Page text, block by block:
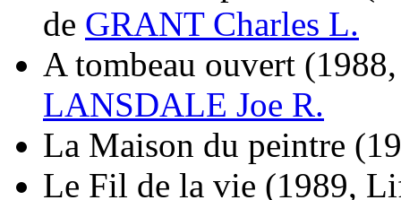
de GRANT Charles L.
A tombeau ouvert
LANSDALE Joe R.
La Maison du peintre
Le Fil de la vie (1989,